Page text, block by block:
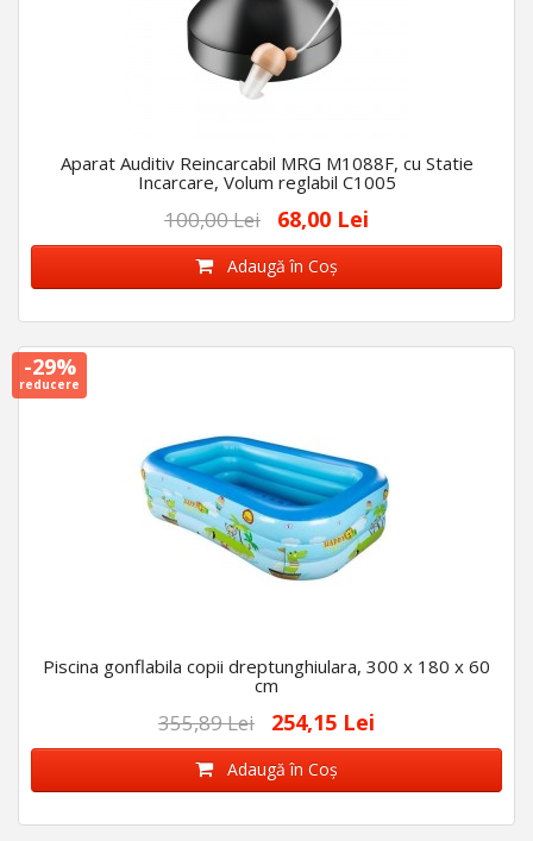
Aparat Auditiv Reincarcabil MRG M1088F, cu Statie
Incarcare, Volum reglabil C1005
100,00 Lei 68,00 Lei
Adaugă în Coş
-29%
reducere
Piscina gonflabila copii dreptunghiulara, 300 x 180 x 60
cm
355,89 Lei 254,15 Lei
Adaugă în Coş